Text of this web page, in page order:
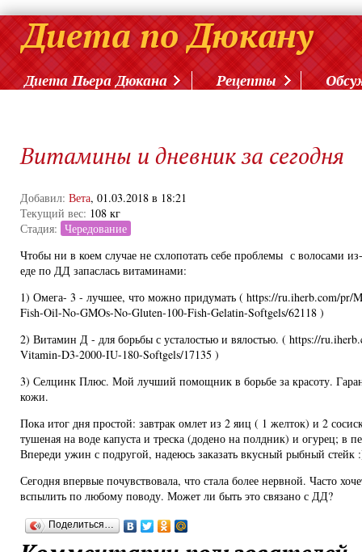
Диета Пьера Дюкана Рецепты
Витамины и дневник за сегодня
Добавил: Вета, 01.03.2018 в 18:21
Текущий вес: 108 кг
Стадия: Чередование
Чтобы ни в коем случае не схлопотать себе проблемы с волосами
еде по ДД запаслась витаминами:
1) Омега- 3 - лучшее, что можно придумать ( https://ru.iherb.com/pr/
Fish-Oil-No-GMOs-No-Gluten-100-Fish-Gelatin-Softgels/62118 )
2) Витамин Д - для борьбы с усталостью и вялостью. ( https://
Vitamin-D3-2000-IU-180-Softgels/17135 )
3) Селцинк Плюс. Мой лучший помощник в борьбе за красоту.
кожи.
Пока итог дня простой: завтрак омлет из 2 яиц ( 1 желток) и 2
тушеная на воде капуста и треска (додено на полдник) и огурец; в
Впереди ужин с подругой, надеюсь заказать вкусный рыбный
Сегодня впервые почувствовала, что стала более нервной. Часто
вспылить по любому поводу. Может ли быть это связано с ДД?
Поделиться…